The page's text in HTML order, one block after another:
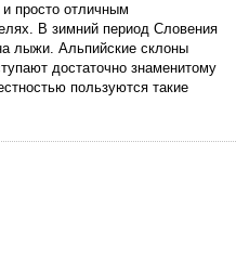
просто отличным
В зимний период Словения
лыжи. Альпийские склоны
достаточно знаменитому
пользуются такие